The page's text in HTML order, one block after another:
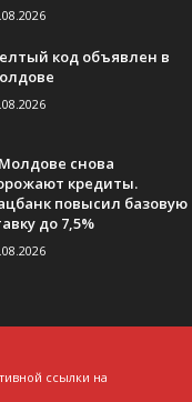
код объявлен в
снова
кредиты.
повысил базовую
до 7,5%
ссылки на